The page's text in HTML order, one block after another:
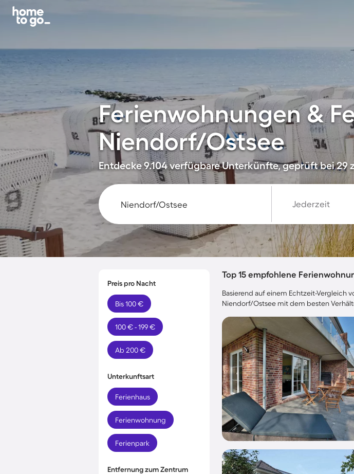
Ferienwohnungen &
Niendorf/Ostsee
Entdecke 9.104 verfügbare Unterkünfte, geprüft bei 29
Jederzeit
Preis pro Nacht
Bis 100 €
100 € - 199 €
Ab 200 €
Unterkunftsart
Ferienhaus
Ferienwohnung
Ferienpark
Entfernung zum Zentrum
Top 15 empfohlene
Basierend auf einem Echtzeit-Vergleich
Niendorf/Ostsee mit dem besten